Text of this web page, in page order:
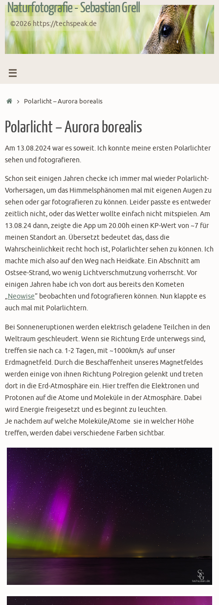
Zum
Inhalt
springen
Naturfotografie - Sebastian Grell
©2026 https://techspeak.de
StartPolarlicht – Aurora borealis
Polarlicht – Aurora borealis
Am 13.08.2024 war es soweit. Ich konnte meine ersten Polarlichter
sehen und fotografieren.
Schon seit einigen Jahren checke ich immer mal wieder Polarlicht-
Vorhersagen, um das Himmelsphänomen mal mit eigenen Augen zu
sehen oder gar fotografieren zu können. Leider passte es entweder
zeitlich nicht, oder das Wetter wollte einfach nicht mitspielen. Am
13.08.24 dann, zeigte die App um 20.00h einen KP-Wert von ~7 für
meinen Standort an. Übersetzt bedeutet das, dass die
Wahrscheinlichkeit recht hoch ist, Polarlichter sehen zu können. Ich
machte mich also auf den Weg nach Heidkate. Ein Abschnitt am
Ostsee-Strand, wo wenig Lichtverschmutzung vorherrscht. Vor
einigen Jahren habe ich von dort aus bereits den Kometen
„Neowise“ beobachten und fotografieren können. Nun klappte es
auch mal mit Polarlichtern.
Bei Sonneneruptionen werden elektrisch geladene Teilchen in den
Weltraum geschleudert. Wenn sie Richtung Erde unterwegs sind,
treffen sie nach ca. 1-2 Tagen, mit ~1000km/s auf unser
Erdmagnetfeld. Durch die Beschaffenheit unseres Magnetfeldes
werden einige von ihnen Richtung Polregion gelenkt und treten
dort in die Erd-Atmosphäre ein. Hier treffen die Elektronen und
Protonen auf die Atome und Moleküle in der Atmosphäre. Dabei
wird Energie freigesetzt und es beginnt zu leuchten.
Je nachdem auf welche Moleküle/Atome sie in welcher Höhe
treffen, werden dabei verschiedene Farben sichtbar.